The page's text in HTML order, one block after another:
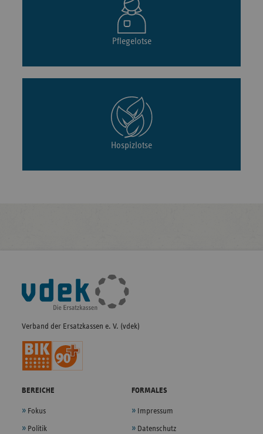
Pflegelotse
Hospizlotse
Fußleisten-
Navigation
Verband der Ersatzkassen e. V. (vdek)
BEREICHE
Fokus
Politik
FORMALES
Impressum
Datenschutz